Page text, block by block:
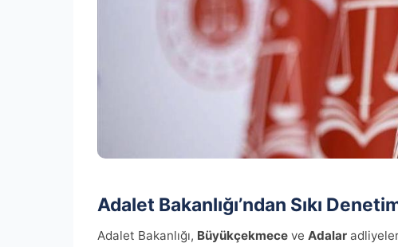
Adalet Bakanlığı’ndan Sıkı
Adalet Bakanlığı, Büyükçekmece ve Adalar